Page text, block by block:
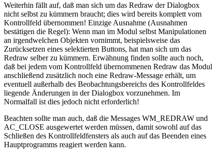
Weiterhin fällt auf, daß man sich um das Redraw der Dialogbox
nicht selbst zu kümmern braucht; dies wird bereits komplett vom
Kontrollfeld übernommen! Einzige Ausnahme (Ausnahmen
bestätigen die Regel): Wenn man im Modul selbst Manipulationen
an irgendwelchen Objekten vornimmt, beispielsweise das
Zurücksetzen eines selektierten Buttons, hat man sich um das
Redraw selber zu kümmern. Erwähnung finden sollte auch noch,
daß bei jedem vom Kontrollfeld übernommenen Redraw das Modul
anschließend zusätzlich noch eine Redraw-Message erhält, um
eventuell außerhalb des Beobachtungsbereichs des Kontrollfeldes
liegende Änderungen in der Dialogbox vorzunehmen. Im
Normalfall ist dies jedoch nicht erforderlich!
Beachten sollte man auch, daß die Messages WM_REDRAW und
AC_CLOSE ausgewertet werden müssen, damit sowohl auf das
Schließen des Kontrollfeldfensters als auch auf das Beenden eines
Hauptprogramms reagiert werden kann.